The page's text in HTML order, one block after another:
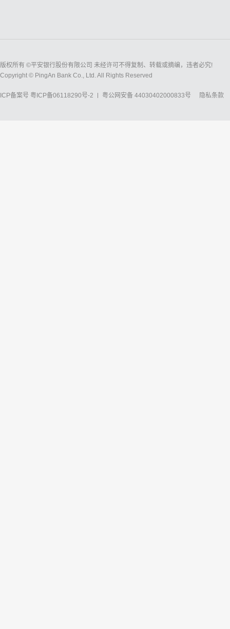
版权所有 ©平安银行股份有限公司 未经许可不得复制、转载或摘编，违者必究!
Copyright © PingAn Bank Co., Ltd. All Rights Reserved
ICP备案号 粤ICP备06118290号-2 粤公网安备 44030402000833号 隐私条款